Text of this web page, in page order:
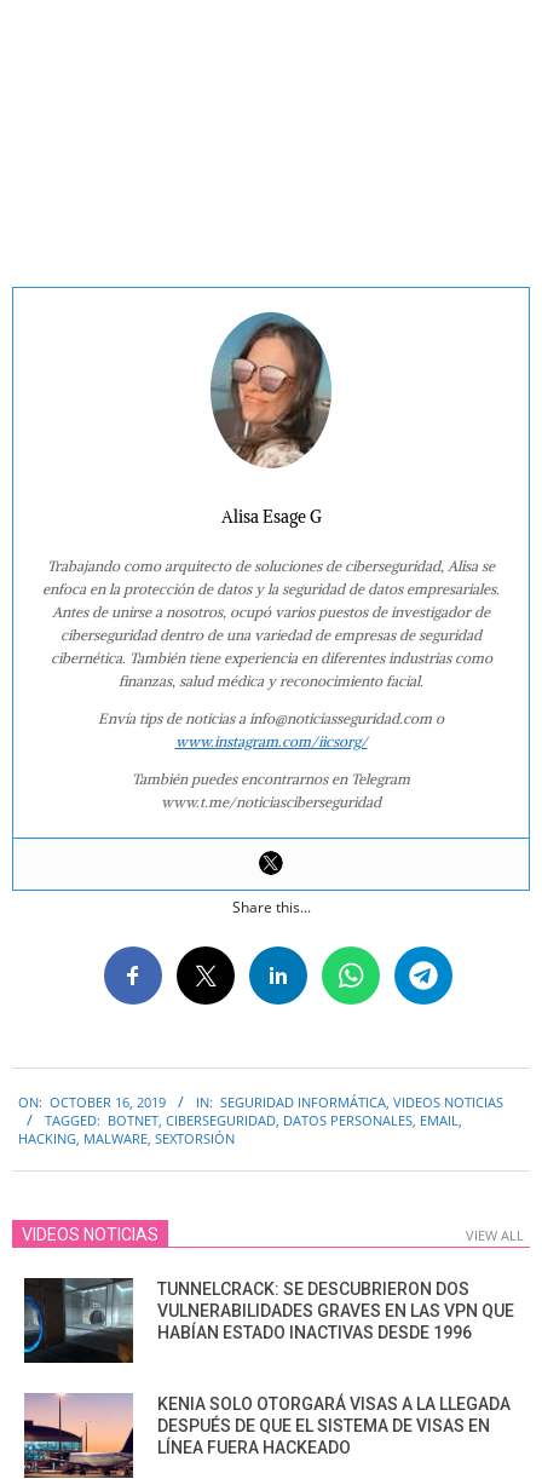
Alisa Esage G
Trabajando como arquitecto de soluciones de ciberseguridad, Alisa se
enfoca en la protección de datos y la seguridad de datos empresariales.
Antes de unirse a nosotros, ocupó varios puestos de investigador de
ciberseguridad dentro de una variedad de empresas de seguridad
cibernética. También tiene experiencia en diferentes industrias como
finanzas, salud médica y reconocimiento facial.
Envía tips de noticias a info@noticiasseguridad.com o
www.instagram.com/iicsorg/
También puedes encontrarnos en Telegram
www.t.me/noticiasciberseguridad
Share this...
10-
16
ON: OCTOBER 16, 2019 IN: SEGURIDAD INFORMÁTICA VIDEOS NOTICIAS
TAGGED: BOTNET CIBERSEGURIDAD DATOS PERSONALES EMAIL
HACKING MALWARE SEXTORSIÓN
VIDEOS NOTICIAS VIEW ALL
TUNNELCRACK: SE DESCUBRIERON DOS
VULNERABILIDADES GRAVES EN LAS VPN QUE
HABÍAN ESTADO INACTIVAS DESDE 1996
KENIA SOLO OTORGARÁ VISAS A LA LLEGADA
DESPUÉS DE QUE EL SISTEMA DE VISAS EN
LÍNEA FUERA HACKEADO